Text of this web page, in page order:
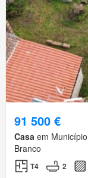
91 500 €
Casa em
Branco
T4 2